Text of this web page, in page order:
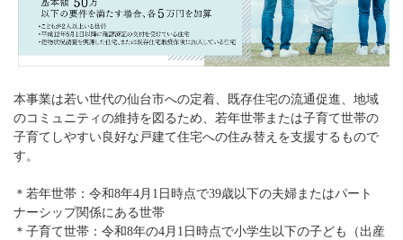
本事業は若い世代の仙台市への定着、既存住宅の流通促進、地域
のコミュニティの維持を図るため、若年世帯または子育て世帯の
子育てしやすい良好な戸建て住宅への住み替えを支援するもので
す。
＊若年世帯：令和8年4月1日時点で39歳以下の夫婦またはパート
ナーシップ関係にある世帯
＊子育て世帯：令和8年の4月1日時点で小学生以下の子ども（出産